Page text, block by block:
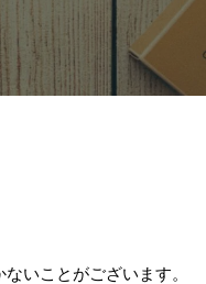
いことがございます。